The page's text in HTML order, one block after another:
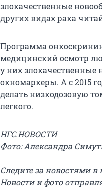
злокачественные
других видах рака
Программа
медицинский осмотр
у них злокачественные
окномаркеры. А с 2015
делать низкодозовую
легкого.
НГС.НОВОСТИ
Фото: Александра
Следите за новостями
Новости и фото